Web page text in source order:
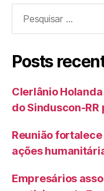
por:
Posts
Clerlânio
do Sinduscon-
Reunião
ações
Empresários